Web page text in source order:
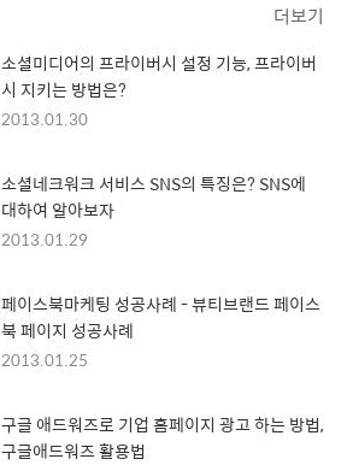
더보기
소셜미디어의 프라이버시 설정 기능, 프라이버
시 지키는 방법은?
2013.01.30
소셜네크워크 서비스 SNS의 특징은? SNS에
대하여 알아보자
2013.01.29
페이스북마케팅 성공사례 - 뷰티브랜드 페이스
북 페이지 성공사례
2013.01.25
구글 애드워즈로 기업 홈페이지 광고 하는 방법,
구글애드워즈 활용법